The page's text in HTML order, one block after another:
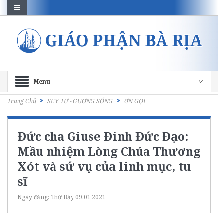
Menu
Trang Chủ SUY TƯ - GƯƠNG SỐNG ƠN GỌI
Đức cha Giuse Đinh Đức Đạo:
Mầu nhiệm Lòng Chúa Thương
Xót và sứ vụ của linh mục, tu
sĩ
Ngày đăng: Thứ Bảy 09.01.2021